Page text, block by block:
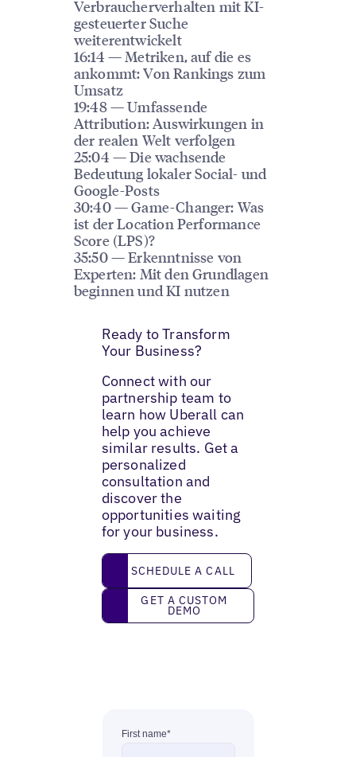
Verbraucherverhalten mit KI-
gesteuerter Suche
weiterentwickelt
16:14 — Metriken, auf die es
ankommt: Von Rankings zum
Umsatz
19:48 — Umfassende
Attribution: Auswirkungen in
der realen Welt verfolgen
25:04 — Die wachsende
Bedeutung lokaler Social- und
Google-Posts
30:40 — Game-Changer: Was
ist der Location Performance
Score (LPS)?
35:50 — Erkenntnisse von
Experten: Mit den Grundlagen
beginnen und KI nutzen
Ready to Transform
Your Business?
Connect with our
partnership team to
learn how Uberall can
help you achieve
similar results. Get a
personalized
consultation and
discover the
opportunities waiting
for your business.
Schedule a call
SCHEDULE A CALL
Get a custom demo
GET A CUSTOM
DEMO